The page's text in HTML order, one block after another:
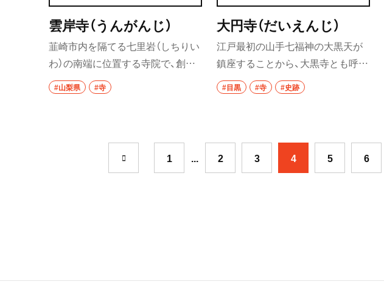
千歳船橋
祖師ヶ谷大蔵
八重洲
有楽町
町中華
台湾料理
タイ料理
そば・うどん
そば
雲岸寺（うんがんじ）
韮崎市内を隔てる七里岩（しちりい
わ）の南端に位置する寺院で、創建
は室町時代の寛正5年（1464）。境内
には空海（弘法大師）自作と伝わる
道）があり、市街地にありながら隔
絶された地のようだ。
#山梨県 #寺
大円寺（だいえんじ）
江戸最初の山手七福神の大黒天が
鎮座することから、大黒寺とも呼ば
れる。境内の石仏群のなかの「とろ
け地蔵」は「悩みをとろけさせて解
にかかったそうだ。
#目黒 #寺 #史跡
1 ... 2 3 4 5 6